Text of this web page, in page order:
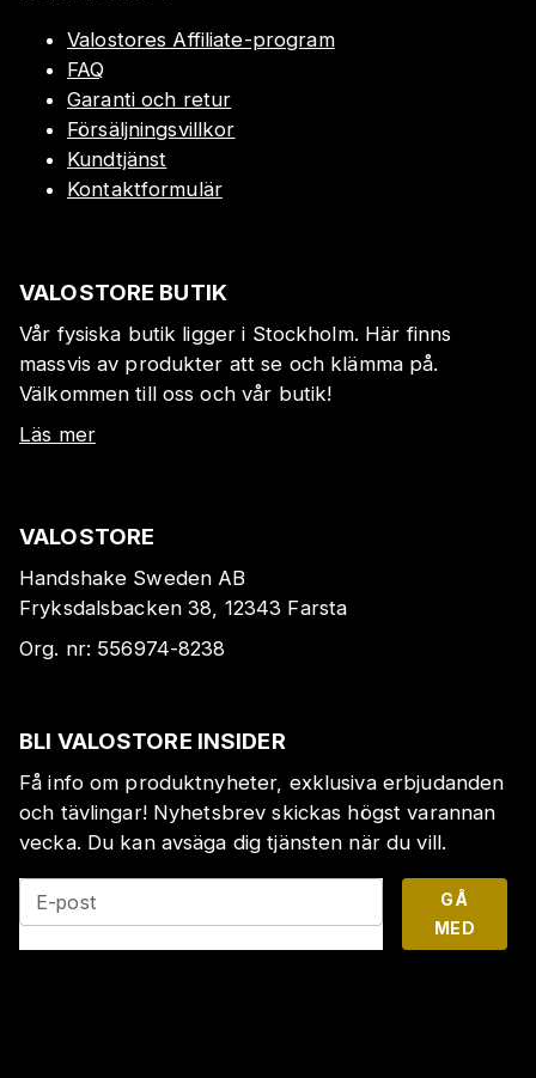
Valostores Affiliate-program
FAQ
Garanti och retur
Försäljningsvillkor
Kundtjänst
Kontaktformulär
VALOSTORE BUTIK
Vår fysiska butik ligger i Stockholm. Här finns
massvis av produkter att se och klämma på.
Välkommen till oss och vår butik!
Läs mer
VALOSTORE
Handshake Sweden AB
Fryksdalsbacken 38, 12343 Farsta
Org. nr: 556974-8238
BLI VALOSTORE INSIDER
Få info om produktnyheter, exklusiva erbjudanden
och tävlingar! Nyhetsbrev skickas högst varannan
vecka. Du kan avsäga dig tjänsten när du vill.
E-post
GÅ
MED